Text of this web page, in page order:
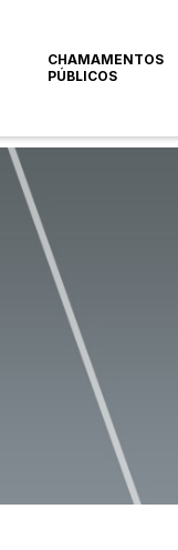
CHAMAMENTOS
PÚBLICOS